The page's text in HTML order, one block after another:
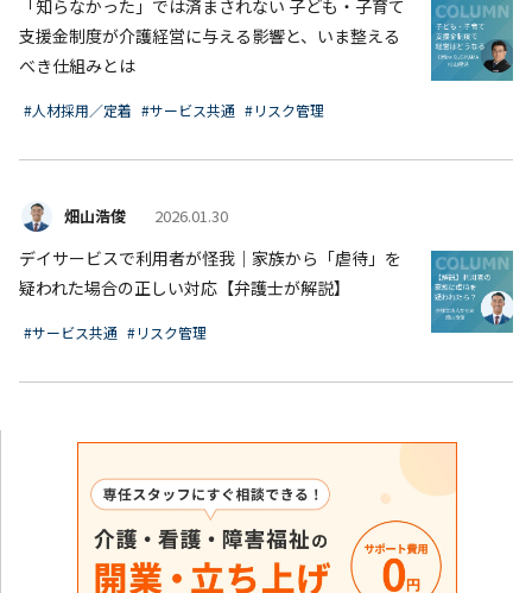
「知らなかった」では済まされない 子ども・子育て
支援金制度が介護経営に与える影響と、いま整える
べき仕組みとは
#人材採用／定着 #サービス共通 #リスク管理
畑山浩俊 2026.01.30
デイサービスで利用者が怪我｜家族から「虐待」を
疑われた場合の正しい対応【弁護士が解説】
#サービス共通 #リスク管理